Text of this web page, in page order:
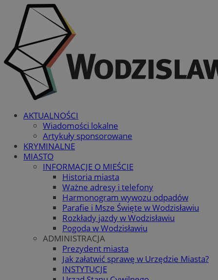
AKTUALNOŚCI
Wiadomości lokalne
Artykuły sponsorowane
KRYMINALNE
MIASTO
INFORMACJE O MIEŚCIE
Historia miasta
Ważne adresy i telefony
Harmonogram wywozu odpadów
Parafie i Msze Święte w Wodzisławiu
Rozkłady jazdy w Wodzisławiu
Pogoda w Wodzisławiu
ADMINISTRACJA
Prezydent miasta
Jak załatwić sprawę w Urzędzie Miasta?
INSTYTUCJE